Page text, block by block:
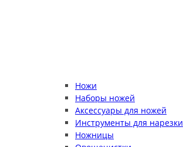
Ножи
Наборы ножей
Аксессуары для ножей
Инструменты для нарезки
Ножницы